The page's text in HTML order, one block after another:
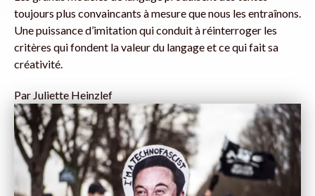
toujours plus convaincants à mesure que nous les entraînons.
Une puissance d’imitation qui conduit à réinterroger les
critères qui fondent la valeur du langage et ce qui fait sa
créativité.
ParJuliette Heinzlef